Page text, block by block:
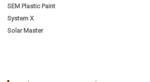
SEM Plastic Paint
System X
Solar Master